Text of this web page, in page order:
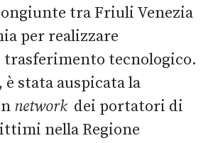
tra Friuli Venezia
per realizzare
trasferimento tecnologico.
stata auspicata la
networkdei portatori di
nella Regione